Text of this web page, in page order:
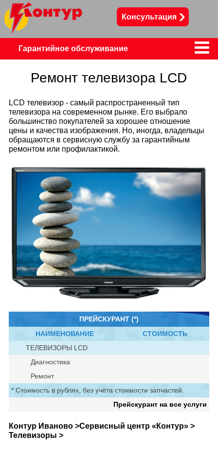
Консультация
Гарантийное обслуживание
Пылесосы Холодильники
Сервисный
Ремонт телевизора LCD
LCD телевизор - самый распространенный тип
телевизора на современном рынке. Его выбрало
большинство покупателей за хорошее отношение
цены и качества изображения. Но, иногда, владельцы
обращаются в сервисную службу за гарантийным
ремонтом или профилактикой.
ПРЕЙСКУРАНТ (*)
НАИМЕНОВАНИЕ
СТОИМОСТЬ
ТЕЛЕВИЗОРЫ LCD
Диагностика
Ремонт
* Стоимость в рублях, без учёта стоимости запчастей.
Прейскурант на все услуги
Контур Иваново >Сервисный центр «Контур» >
Телевизоры >